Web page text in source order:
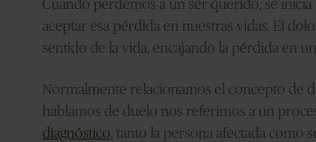
Cuando perdemos a un ser querido, se inicia
aceptar esa pérdida en nuestras vidas. El
sentido de la vida, encajando la pérdida en
Normalmente relacionamos el concepto de
hablamos de duelo nos referimos a un
diagnóstico, tanto la persona afectada como